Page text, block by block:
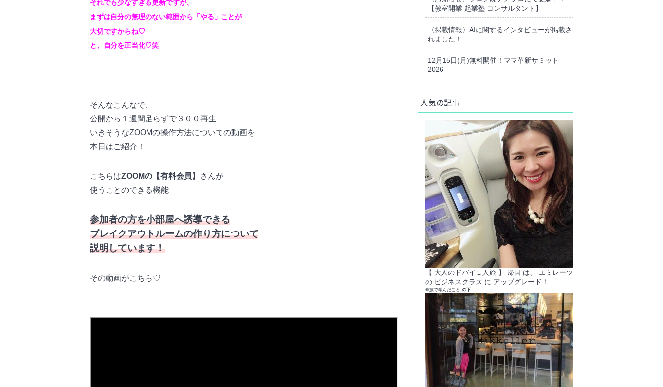
それでも少なすぎる更新ですが、
まずは自分の無理のない範囲から「やる」ことが
大切ですからね♡
と、自分を正当化♡笑
そんなこんなで、
公開から１週間足らずで３００再生
いきそうなZOOMの操作方法についての動画を
本日はご紹介！
こちらはZOOMの【有料会員】
さんが
使うことのできる機能
参加者の方を小部屋へ誘導できる
ブレイクアウトルームの作り方について
説明しています！
その動画がこちら♡
【教室開業 起業塾 コンサルタント】
〈掲載情報〉AIに関するインタビューが掲載さ
れました！
12月15日(月)無料開催！ママ革新サミット
2026
人気の記事
【 大人のドバイ１人旅 】 帰国 は、 エミレーツ
の ビジネスクラス に アップグレード！
❁旅で学んだこと の下